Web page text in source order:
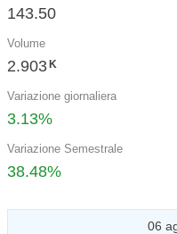
143.50
Volume
2.903 K
Variazione giornaliera
3.13%
Variazione Semestrale
38.48%
06